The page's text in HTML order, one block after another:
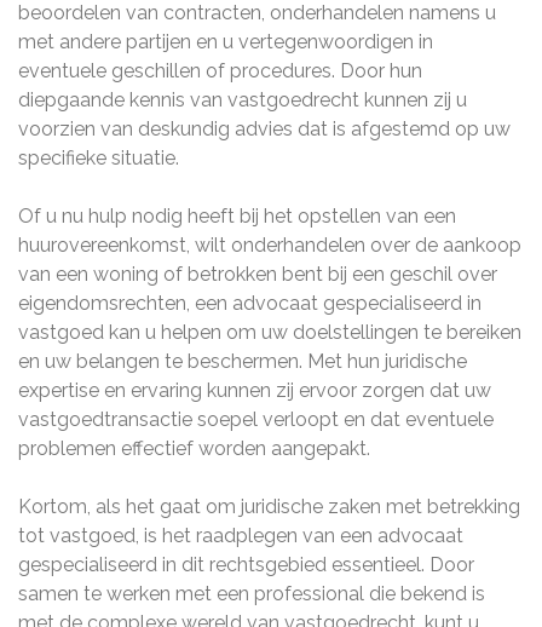
beoordelen van contracten, onderhandelen namens u
met andere partijen en u vertegenwoordigen in
eventuele geschillen of procedures. Door hun
diepgaande kennis van vastgoedrecht kunnen zij u
voorzien van deskundig advies dat is afgestemd op uw
specifieke situatie.
Of u nu hulp nodig heeft bij het opstellen van een
huurovereenkomst, wilt onderhandelen over de aankoop
van een woning of betrokken bent bij een geschil over
eigendomsrechten, een advocaat gespecialiseerd in
vastgoed kan u helpen om uw doelstellingen te bereiken
en uw belangen te beschermen. Met hun juridische
expertise en ervaring kunnen zij ervoor zorgen dat uw
vastgoedtransactie soepel verloopt en dat eventuele
problemen effectief worden aangepakt.
Kortom, als het gaat om juridische zaken met betrekking
tot vastgoed, is het raadplegen van een advocaat
gespecialiseerd in dit rechtsgebied essentieel. Door
samen te werken met een professional die bekend is